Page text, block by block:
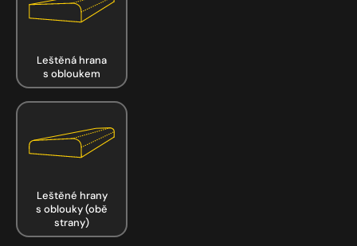
Leštěná hrana
s obloukem
Leštěné hrany
s oblouky (obě
strany)